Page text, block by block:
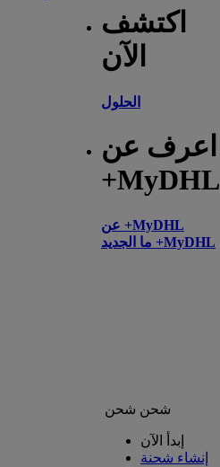
اكتشف
الآن
الحلول
اعرف عن
+MyDHL
عن +MyDHL
ما الجديد +MyDHL
شحن شحن
إبدأ الآن
إنشاء شحنة